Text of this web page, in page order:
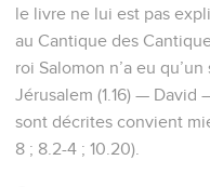
le livre ne lui est pas
au Cantique des
roi Salomon n’a eu
Jérusalem (1.16) —
sont décrites convient
8 ; 8.2-4 ; 10.20).